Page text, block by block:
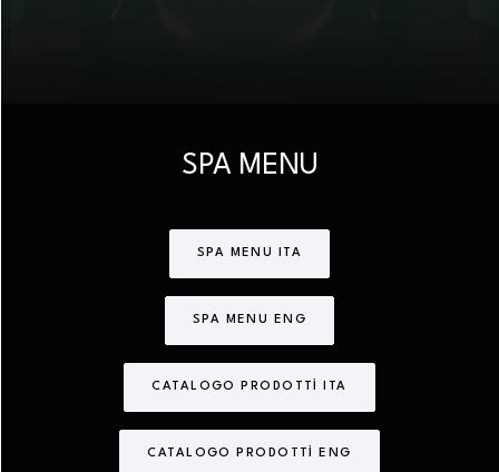
SPA MENU
SPA MENU ITA
SPA MENU ENG
CATALOGO PRODOTTI ITA
CATALOGO PRODOTTI ENG